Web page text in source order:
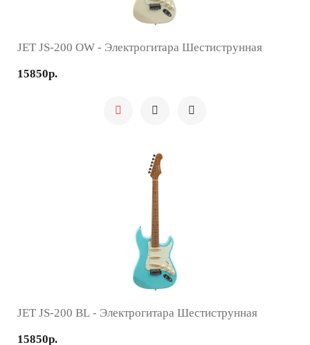
JET JS-200 OW - Электрогитара Шестиструнная
15850р.
JET JS-200 BL - Электрогитара Шестиструнная
15850р.